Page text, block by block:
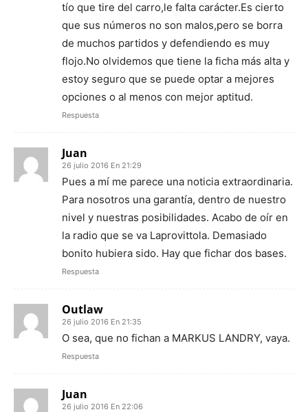
tío que tire del carro,le falta carácter.Es cierto
que sus números no son malos,pero se borra
de muchos partidos y defendiendo es muy
flojo.No olvidemos que tiene la ficha más alta y
estoy seguro que se puede optar a mejores
opciones o al menos con mejor aptitud.
Respuesta
Juan
26 julio 2016 En 21:29
Pues a mí me parece una noticia extraordinaria.
Para nosotros una garantía, dentro de nuestro
nivel y nuestras posibilidades. Acabo de oír en
la radio que se va Laprovittola. Demasiado
bonito hubiera sido. Hay que fichar dos bases.
Respuesta
Outlaw
26 julio 2016 En 21:35
O sea, que no fichan a MARKUS LANDRY, vaya.
Respuesta
Juan
26 julio 2016 En 22:06